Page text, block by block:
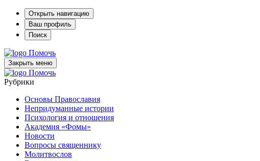
Открыть навигацию
Ваш профиль
Поиск
Помочь
Закрыть меню
Помочь
Рубрики
Основы Православия
Непридуманные истории
Психология и отношения
Академия «Фомы»
Новости
Вопросы священнику
Молитвослов